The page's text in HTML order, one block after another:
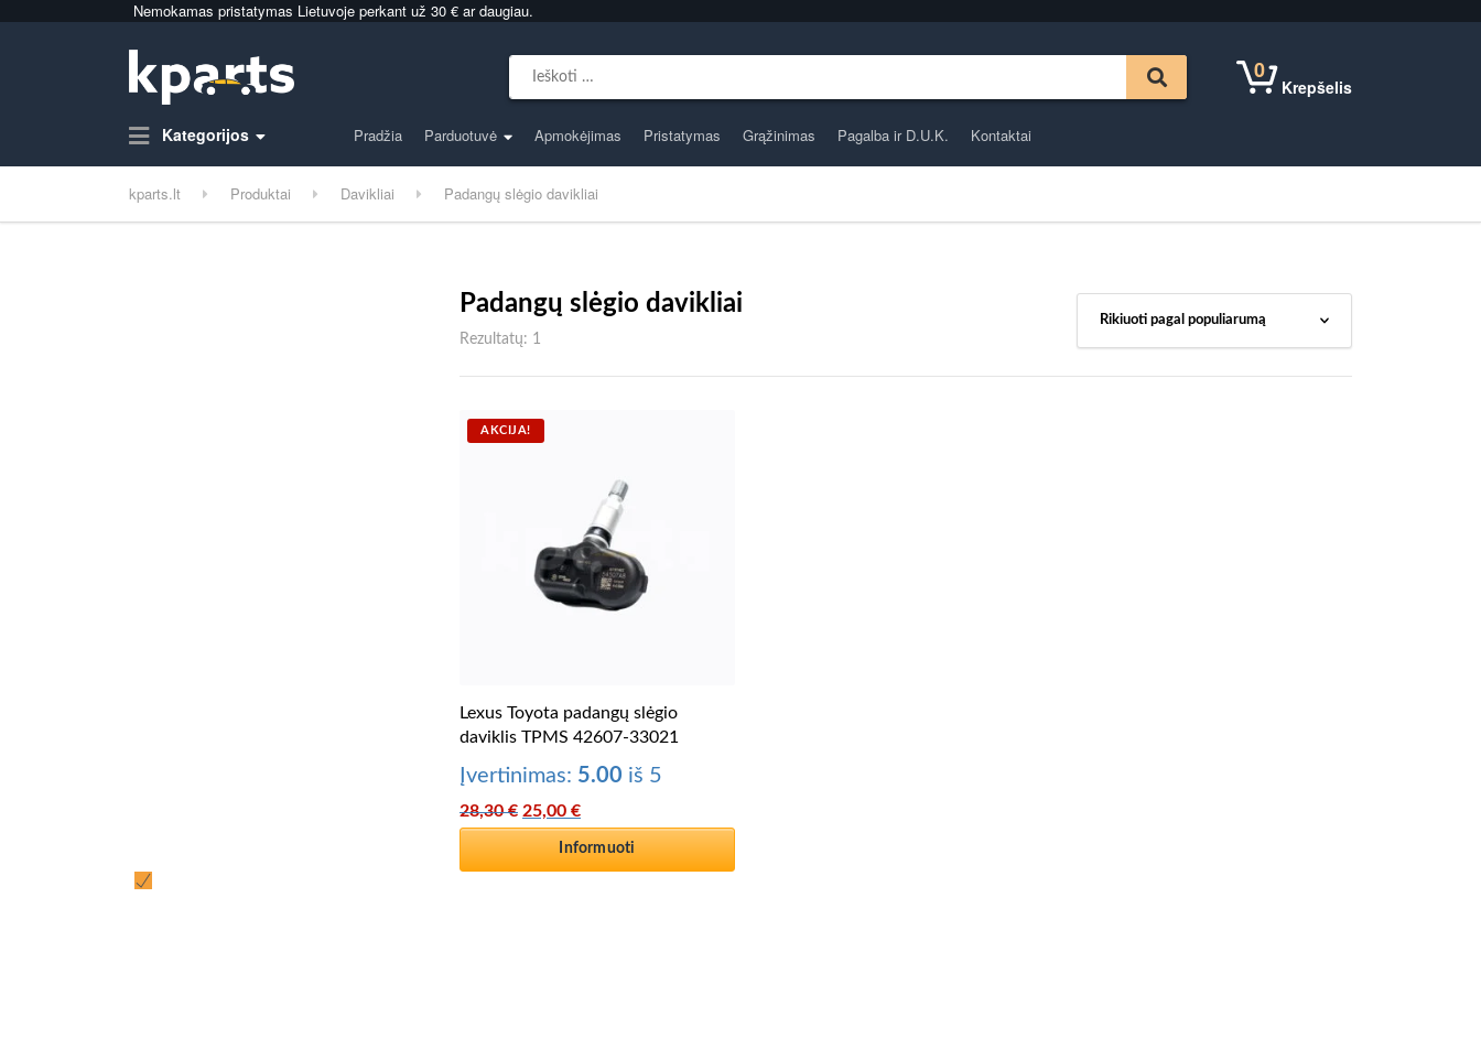
Nemokamas pristatymas Lietuvoje perkant už 30 € ar daugiau.
Search for: 0
Krepšelis
Kategorijos Pradžia Parduotuvė Apmokėjimas Pristatymas Grąžinimas Pagalba ir D.U.K. Kontaktai
kparts.lt Produktai Davikliai Padangų slėgio davikliai
Padangų slėgio davikliai
Rezultatų: 1
AKCIJA!
Lexus Toyota padangų slėgio
daviklis TPMS 42607-33021
Įvertinimas: 5.00 iš 5
28,30€ Original price was: 28,30 €.
25,00 €Current price is: 25,00 €.
Informuoti